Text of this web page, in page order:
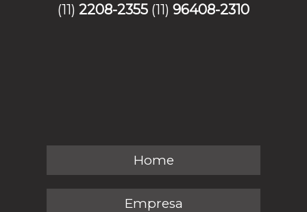
(11) 2208-2355 (11) 96408-2310
Home
Empresa